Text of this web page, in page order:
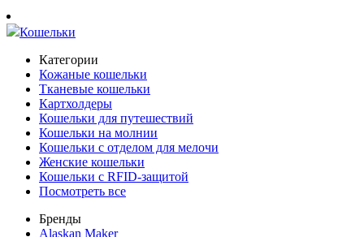
Кошельки
Категории
Кожаные кошельки
Тканевые кошельки
Картхолдеры
Кошельки для путешествий
Кошельки на молнии
Кошельки с отделом для мелочи
Женские кошельки
Кошельки с RFID-защитой
Посмотреть все
Бренды
Alaskan Maker